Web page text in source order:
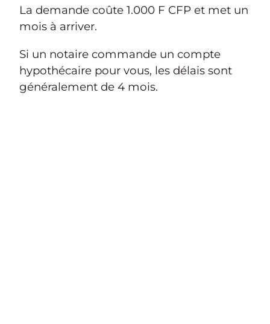
La demande coûte 1.000 F CFP et met un
mois à arriver.
Si un notaire commande un compte
hypothécaire pour vous, les délais sont
généralement de 4 mois.